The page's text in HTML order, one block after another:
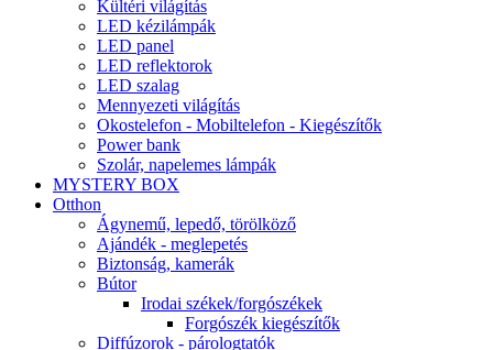
Kültéri világítás
LED kézilámpák
LED panel
LED reflektorok
LED szalag
Mennyezeti világítás
Okostelefon - Mobiltelefon - Kiegészítők
Power bank
Szolár, napelemes lámpák
MYSTERY BOX
Otthon
Ágynemű, lepedő, törölköző
Ajándék - meglepetés
Biztonság, kamerák
Bútor
Irodai székek/forgószékek
Forgószék kiegészítők
Diffúzorok - párologtatók